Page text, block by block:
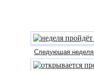
Следующая неделя